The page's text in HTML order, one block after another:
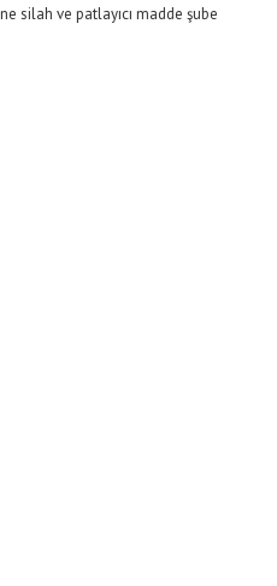
silah ve patlayıcı madde şube